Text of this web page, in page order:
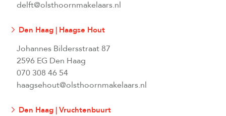
delft@olsthoornmakelaars.nl
Den Haag | Haagse Hout
Johannes Bildersstraat 87
2596 EG Den Haag
070 308 46 54
haagsehout@olsthoornmakelaars.nl
Den Haag | Vruchtenbuurt